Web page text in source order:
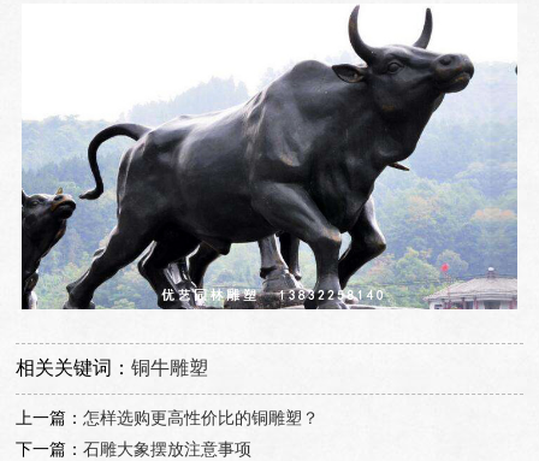
相关关键词：铜牛雕塑
上一篇：怎样选购更高性价比的铜雕塑？
下一篇：石雕大象摆放注意事项